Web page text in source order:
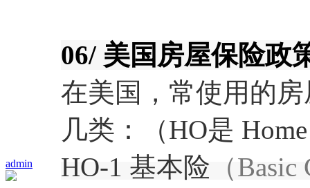
admin
06/ 美国房屋保险政
在美国，常使用的
几类：（HO是
HO-1 基本险 （